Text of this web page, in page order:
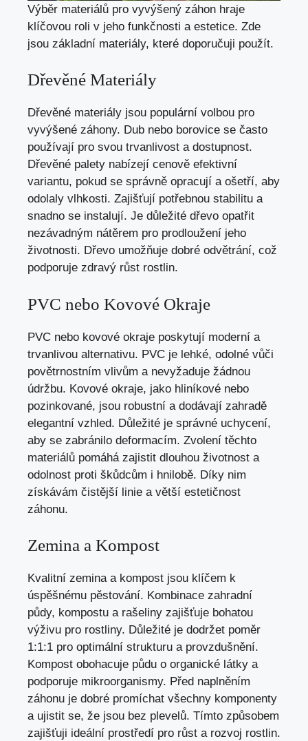
Výběr materiálů pro vyvýšený záhon hraje
klíčovou roli v jeho funkčnosti a estetice. Zde
jsou základní materiály, které doporučuji použít.
Dřevěné Materiály
Dřevěné materiály jsou populární volbou pro
vyvýšené záhony. Dub nebo borovice se často
používají pro svou trvanlivost a dostupnost.
Dřevěné palety nabízejí cenově efektivní
variantu, pokud se správně opracují a ošetří, aby
odolaly vlhkosti. Zajišťují potřebnou stabilitu a
snadno se instalují. Je důležité dřevo opatřit
nezávadným nátěrem pro prodloužení jeho
životnosti. Dřevo umožňuje dobré odvětrání, což
podporuje zdravý růst rostlin.
PVC nebo Kovové Okraje
PVC nebo kovové okraje poskytují moderní a
trvanlivou alternativu. PVC je lehké, odolné vůči
povětrnostním vlivům a nevyžaduje žádnou
údržbu. Kovové okraje, jako hliníkové nebo
pozinkované, jsou robustní a dodávají zahradě
elegantní vzhled. Důležité je správné uchycení,
aby se zabránilo deformacím. Zvolení těchto
materiálů pomáhá zajistit dlouhou životnost a
odolnost proti škůdcům i hnilobě. Díky nim
získávám čistější linie a větší estetičnost
záhonu.
Zemina a Kompost
Kvalitní zemina a kompost jsou klíčem k
úspěšnému pěstování. Kombinace zahradní
půdy, kompostu a rašeliny zajišťuje bohatou
výživu pro rostliny. Důležité je dodržet poměr
1:1:1 pro optimální strukturu a provzdušnění.
Kompost obohacuje půdu o organické látky a
podporuje mikroorganismy. Před naplněním
záhonu je dobré promíchat všechny komponenty
a ujistit se, že jsou bez plevelů. Tímto způsobem
zajišťuji ideální prostředí pro růst a rozvoj rostlin.